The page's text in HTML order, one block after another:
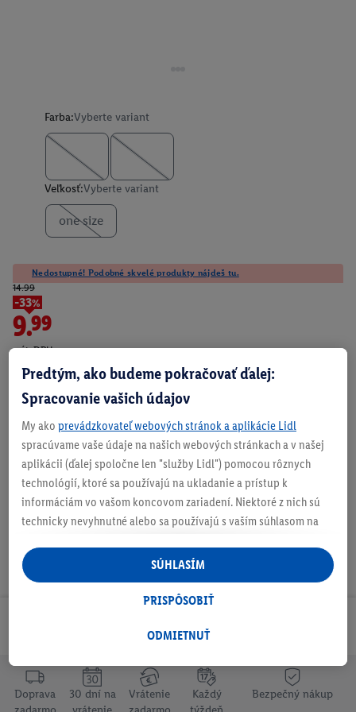
Farba:Vyberte variant
Veľkosť:Vyberte variant
one size
Nedostupné! Podobné skvelé produkty nájdeš tu.
14.99
-33%
9.99
vrát. DPH
O produkte
Odoberaj Newsletter!
Doprava
30 dní na
Vrátenie
Každý
Bezpečný nákup
Predtým, ako budeme pokračovať ďalej:
Spracovanie vašich údajov
My ako prevádzkovateľ webových stránok a aplikácie Lidl
spracúvame vaše údaje na našich webových stránkach a v našej
aplikácii (ďalej spoločne len "služby Lidl") pomocou rôznych
technológií, ktoré sa používajú na ukladanie a prístup k
informáciám vo vašom koncovom zariadení. Niektoré z nich sú
technicky nevyhnutné alebo sa používajú s vaším súhlasom na
personalizovanú reklamu v rámci služieb Lidl aj mimo nich. Ak
ste účastníkom programu Lidl Plus, na tieto účely sa spracúvajú
aj údaje z vášho nákupného správania v obchode.
následne si vytvoríte účet Lidl Plus alebo sa prihlásite do svojho
tiež vytvoriť špeciálny online identifikátor z e-mailovej adresy,
ktorú tam uvediete, aby sme vás mohli rozpoznať v službách
ODMIETNUŤ
PRISPÔSOBIŤ
SÚHLASÍM